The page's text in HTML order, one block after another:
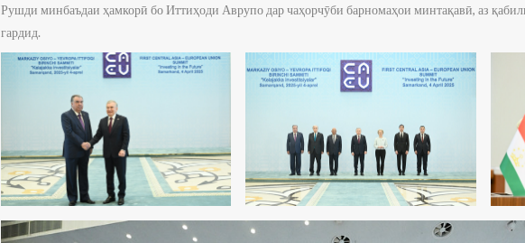
Рушди минбаъдаи ҳамкорӣ бо Иттиҳоди Аврупо дар чаҳорчӯби барномаҳои минтақавӣ, аз
гардид.